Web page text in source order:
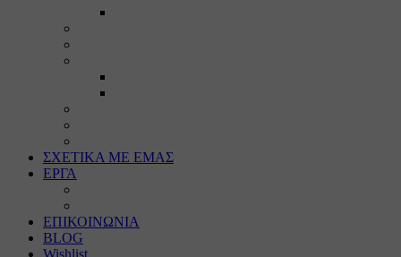
ΣΧΕΤΙΚΑ ΜΕ ΕΜΑΣ
ΕΡΓΑ
ΕΠΙΚΟΙΝΩΝΙΑ
BLOG
Wishlist